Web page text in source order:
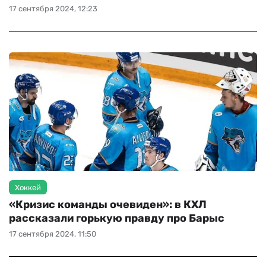
17 сентября 2024, 12:23
Хоккей
17 сентября 2024, 11:50
«Кризис команды очевиден»: в КХЛ
рассказали горькую правду про Барыс